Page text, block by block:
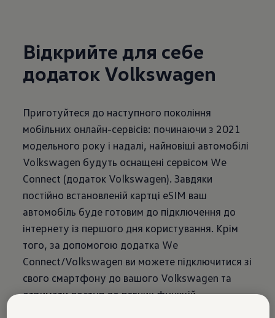
Відкрийте для себе
додаток Volkswagen
Приготуйтеся до наступного покоління
мобільних онлайн-сервісів: починаючи з 2021
модельного року і надалі, найновіші автомобілі
Volkswagen будуть оснащені сервісом We
Connect (додаток Volkswagen). Завдяки
постійно встановленій картці eSIM ваш
автомобіль буде готовим до підключення до
інтернету із першого дня користування. Крім
того, за допомогою додатка We
Connect/Volkswagen ви можете підключитися зі
свого смартфону до вашого Volkswagen та
отримати доступ до певних функцій